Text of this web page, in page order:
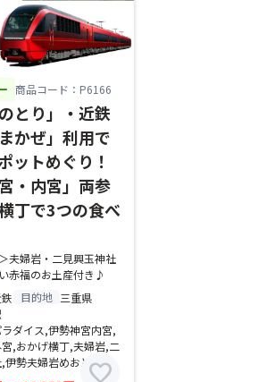
商品コード：P6166
とり」・近鉄
かぜ」利用で
ットめぐり！
・内宮」両参
丁で3つの食べ
夫婦岩・二見興玉神社
赤福のお土産付き♪
目的地 三重県
ダイス,伊勢神宮内宮,
,おかげ横丁,夫婦岩,二
伊勢夫婦岩めおと横丁
favorite